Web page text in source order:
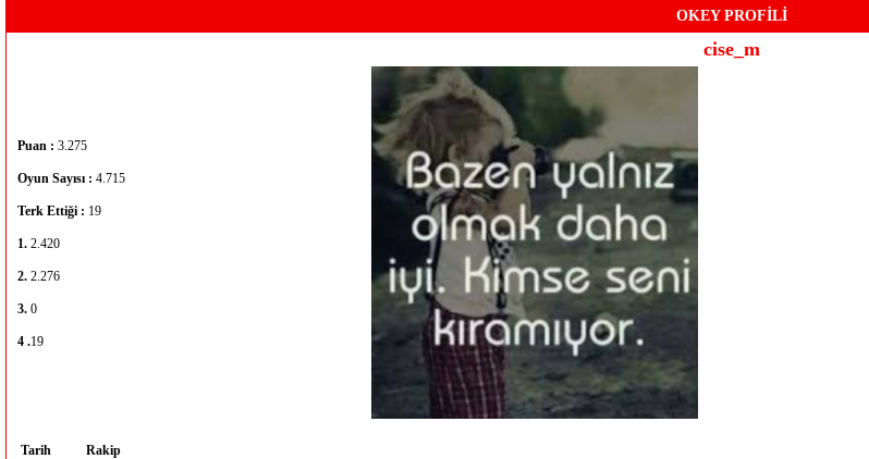
OKEY PROFİLİ
cise_m
Puan : 3.275
Oyun Sayısı : 4.715
Terk Ettiği : 19
1. 2.420
2. 2.276
3. 0
4 .19
Tarih Rakip